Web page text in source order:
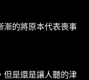
漸的將原本代表喪事
但是還是讓人聽的津